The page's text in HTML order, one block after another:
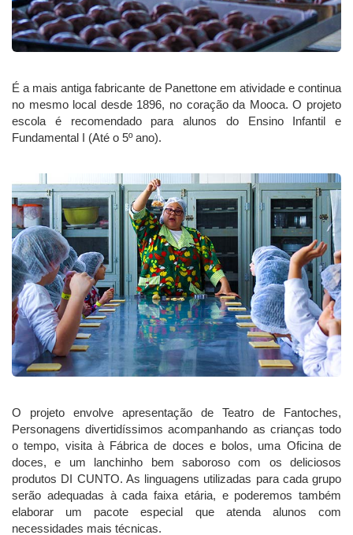
É a mais antiga fabricante de Panettone em atividade e continua
no mesmo local desde 1896, no coração da Mooca. O projeto
escola é recomendado para alunos do Ensino Infantil e
Fundamental I (Até o 5º ano).
O projeto envolve apresentação de Teatro de Fantoches,
Personagens divertidíssimos acompanhando as crianças todo
o tempo, visita à Fábrica de doces e bolos, uma Oficina de
doces, e um lanchinho bem saboroso com os deliciosos
produtos DI CUNTO. As linguagens utilizadas para cada grupo
serão adequadas à cada faixa etária, e poderemos também
elaborar um pacote especial que atenda alunos com
necessidades mais técnicas.